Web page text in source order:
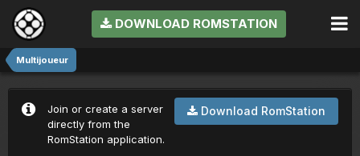
DOWNLOAD ROMSTATION
Multijoueur
Download RomStation
Join or create a server
directly from the
RomStation application.